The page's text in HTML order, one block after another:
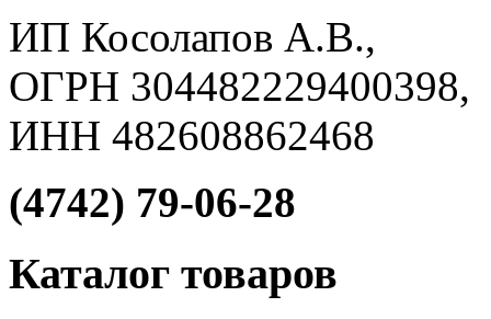
ИП Косолапов А.В.,
ОГРН 304482229400398,
ИНН 482608862468
(4742) 79-06-28
Каталог товаров